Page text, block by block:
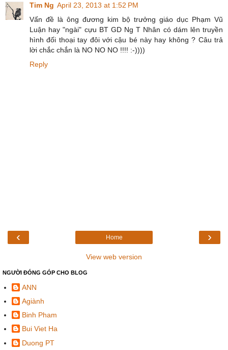
Tim Ng April 23, 2013 at 1:52 PM
Vấn đề là ông đương kim bộ trưởng giáo dục Phạm Vũ
Luận hay "ngài" cựu BT GD Ng T Nhân có dám lên truyền
hình đối thoại tay đôi với cậu bé này hay không ? Câu trả
lời chắc chắn là NO NO NO !!!! :-))))
Reply
‹ ›
Home
View web version
NGƯỜI ĐÓNG GÓP CHO BLOG
ANN
Agiành
Binh Pham
Bui Viet Ha
Duong PT